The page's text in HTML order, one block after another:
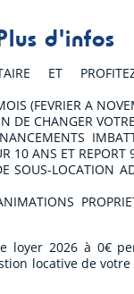
d'infos
ET
(FEVRIER A
DE CHANGER
10 ANS ET REPORT
SOUS-LOCATION
loyer 2026 à 0€
locative de